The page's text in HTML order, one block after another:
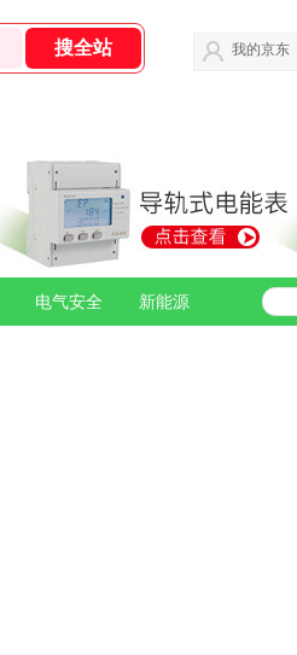
我的京东
电气安全 新能源